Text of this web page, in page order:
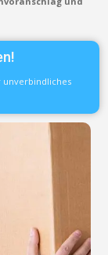
unverbindliches